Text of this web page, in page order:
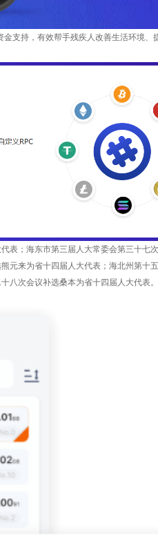
支持，有效帮手残疾人改善生活环境、
表；海东市第三届人大常委会第三十七
元来为省十四届人大代表；海北州第十
八次会议补选桑本为省十四届人大代表。